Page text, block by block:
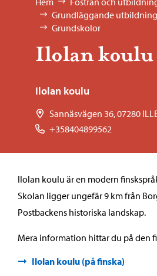
Grundläggande utbildning
Grundskolor
Ilolan koulu
Ilolan koulu
Sannäsvägen 36, 07280
+358404899562
Ilolan koulu är en modern
Skolan ligger ungefär 9 km från
Postbackens historiska landskap.
Mera information hittar du på den
Ilolan koulu (på finska)